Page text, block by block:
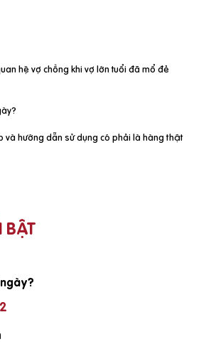
hệ vợ chồng khi vợ lớn tuổi đã mổ đẻ
và hướng dẫn sử dụng có phải là hàng thật
BẬT